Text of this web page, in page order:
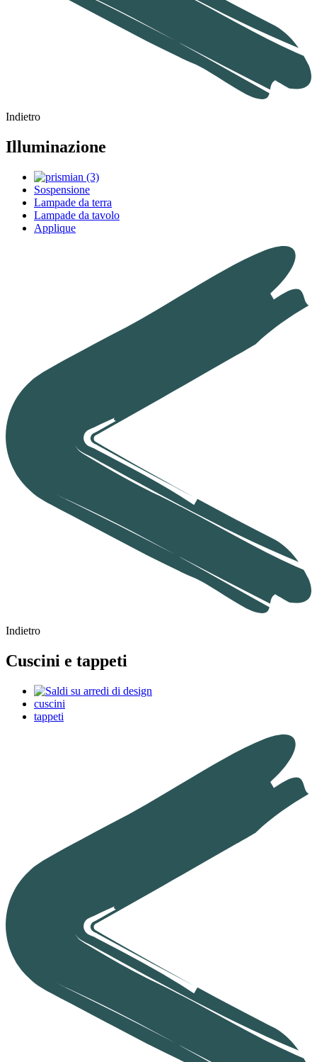
Indietro
Illuminazione
Sospensione
Lampade da terra
Lampade da tavolo
Applique
Indietro
Cuscini e tappeti
cuscini
tappeti